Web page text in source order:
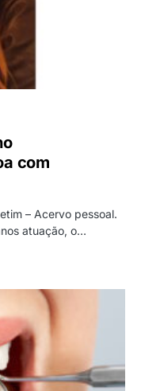
com
– Acervo pessoal.
atuação, o…